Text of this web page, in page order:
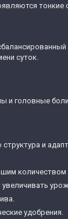
тонкие
суток.
и головные
структура и
количеством
удобрения.